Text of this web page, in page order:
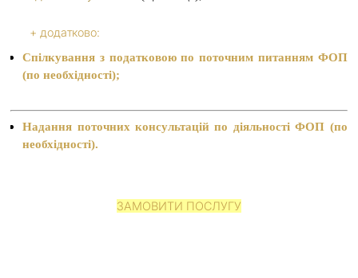
+ додатково:
Спілкування з податковою по поточним питанням ФОП
(по необхідності);
Надання поточних консультацій по діяльності ФОП (по
необхідності).
ЗАМОВИТИ ПОСЛУГУ